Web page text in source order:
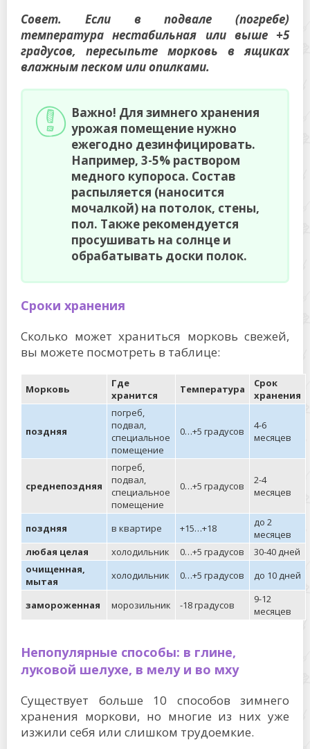
Совет. Если в подвале (погребе)
температура нестабильная или выше +5
градусов, пересыпьте морковь в ящиках
влажным песком или опилками.
Важно! Для зимнего хранения
урожая помещение нужно
ежегодно дезинфицировать.
Например, 3-5% раствором
медного купороса. Состав
распыляется (наносится
мочалкой) на потолок, стены,
пол. Также рекомендуется
просушивать на солнце и
обрабатывать доски полок.
Сроки хранения
Сколько может храниться морковь свежей,
вы можете посмотреть в таблице:
Морковь
Где
хранится
Температура
Срок
хранения
поздняя
погреб,
подвал,
специальное
помещение
0…+5 градусов
4-6
месяцев
среднепоздняя
погреб,
подвал,
специальное
помещение
0…+5 градусов
2-4
месяцев
поздняя в квартире +15…+18
до 2
месяцев
любая целая
холодильник 0…+5 градусов
30-40 дней
очищенная,
мытая
холодильник 0…+5 градусов до 10 дней
замороженная морозильник -18 градусов
9-12
месяцев
Непопулярные способы: в глине,
луковой шелухе, в мелу и во мху
Существует больше 10 способов зимнего
хранения моркови, но многие из них уже
изжили себя или слишком трудоемкие.